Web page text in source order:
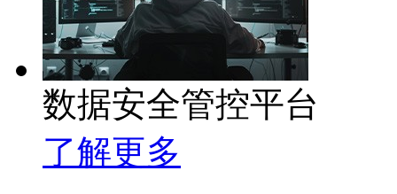
数据安全管控平台
了解更多